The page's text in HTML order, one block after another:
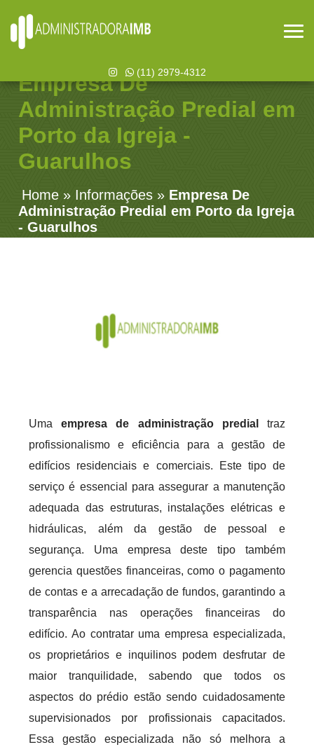
(11) 2979-4312
Empresa De
Administração Predial em
Porto da Igreja -
Guarulhos
Home » Informações » Empresa De
Administração Predial em Porto da Igreja
- Guarulhos
Umaempresa de administração predial
traz
profissionalismo e eficiência para a gestão de
edifícios residenciais e comerciais. Este tipo de
serviço é essencial para assegurar a manutenção
adequada das estruturas, instalações elétricas e
hidráulicas, além da gestão de pessoal e
segurança. Uma empresa deste tipo também
gerencia questões financeiras, como o pagamento
de contas e a arrecadação de fundos, garantindo a
transparência nas operações financeiras do
edifício. Ao contratar uma empresa especializada,
os proprietários e inquilinos podem desfrutar de
maior tranquilidade, sabendo que todos os
aspectos do prédio estão sendo cuidadosamente
supervisionados por profissionais capacitados.
Essa gestão especializada não só melhora a